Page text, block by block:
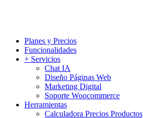
Planes y Precios
Funcionalidades
+ Servicios
Chat IA
Diseño Páginas Web
Marketing Digital
Soporte Woocommerce
Herramientas
Calculadora Precios Productos